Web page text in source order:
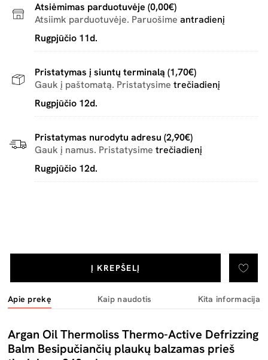
Į KREPŠELĮ
Atsiėmimas parduotuvėje (0,00€)
Atsiimk parduotuvėje. Paruošime antradienį
Rugpjūčio 11d.
Pristatymas į siuntų terminalą (1,70€)
Gauk į paštomatą. Pristatysime trečiadienį
Rugpjūčio 12d.
Pristatymas nurodytu adresu (2,90€)
Gauk į namus. Pristatysime trečiadienį
Rugpjūčio 12d.
Apie prekę Kaip naudotis Kita informacija
Argan Oil Thermoliss Thermo-Active Defrizzing
Balm Besipučiančių plaukų balzamas prieš